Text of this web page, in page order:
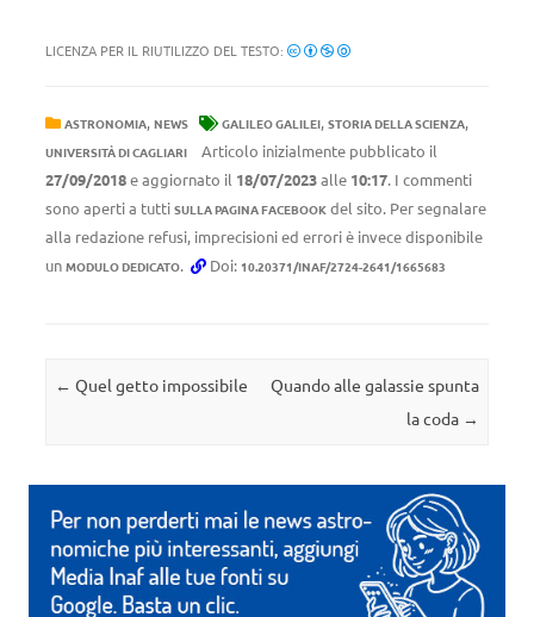
LICENZA PER IL RIUTILIZZO DEL TESTO:
ASTRONOMIA, NEWS GALILEO GALILEI, STORIA DELLA SCIENZA,
UNIVERSITÀ DI CAGLIARI
Articolo inizialmente pubblicato il
27/09/2018e aggiornato il 18/07/2023alle 10:17. I commenti
sono aperti a tutti SULLA PAGINA FACEBOOK del sito. Per segnalare
alla redazione refusi, imprecisioni ed errori è invece disponibile
un MODULO DEDICATO. Doi: 10.20371/INAF/2724-2641/1665683
Navigazione articolo
← Quel getto impossibile
Quando alle galassie spunta
la coda →